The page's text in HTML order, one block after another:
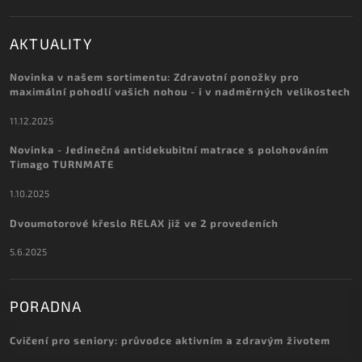
AKTUALITY
Novinka v našem sortimentu: Zdravotní ponožky pro
maximální pohodlí vašich nohou - i v nadměrných velikostech
11.12.2025
Novinka - Jedinečná antidekubitní matrace s polohováním
Timago TURNMATE
1.10.2025
Dvoumotorové křeslo RELAX již ve 2 provedeních
5.6.2025
PORADNA
Cvičení pro seniory: průvodce aktivním a zdravým životem